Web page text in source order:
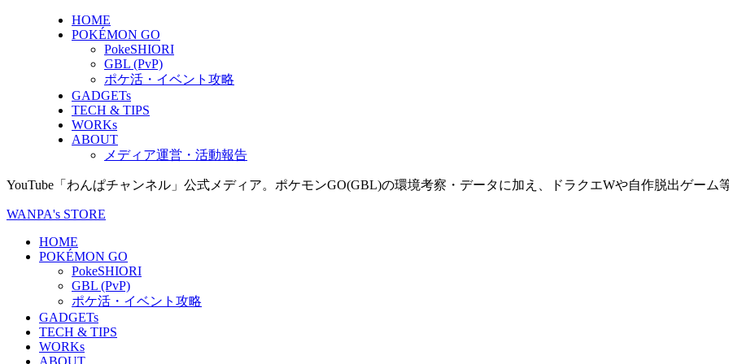
HOME
POKÉMON GO
PokeSHIORI
GBL (PvP)
ポケ活・イベント攻略
GADGETs
TECH & TIPS
WORKs
ABOUT
メディア運営・活動報告
YouTube「わんぱチャンネル」公式メディア。ポケモンGO(GBL)の環境考察・データに加え、ドラクエWや自作脱出ゲーム
WANPA's STORE
HOME
POKÉMON GO
PokeSHIORI
GBL (PvP)
ポケ活・イベント攻略
GADGETs
TECH & TIPS
WORKs
ABOUT